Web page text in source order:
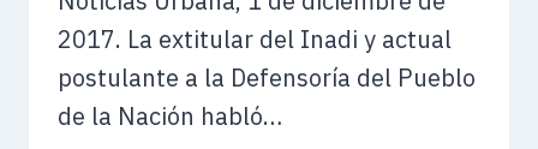
AÑOS:
DEFENSOR/A
DE
NIÑOS/AS
2017. La extitular del Inadi y actual
postulante a la Defensoría del Pueblo
de la Nación habló…